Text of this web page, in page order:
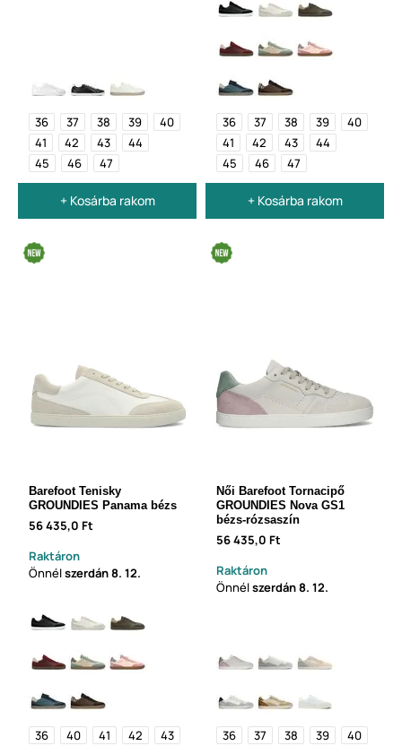
36 37 38 39
40
41
42 43
44
45
46 47
+ Kosárba rakom
36 37 38 39
40
41
42 43
44
45
46 47
+ Kosárba rakom
Barefoot Tenisky
GROUNDIES Panama bézs
56 435,0 Ft
Raktáron
Önnélszerdán8. 12.
36 40 41 42 43
Női Barefoot Tornacipő
GROUNDIES Nova GS1
bézs-rózsaszín
56 435,0 Ft
Raktáron
Önnélszerdán8. 12.
36 37 38 39 40